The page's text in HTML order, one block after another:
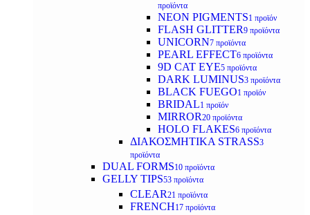
προϊόντα
NEON PIGMENTS1 προϊόν
FLASH GLITTER9 προϊόντα
UNICORN7 προϊόντα
PEARL EFFECT6 προϊόντα
9D CAT EYE5 προϊόντα
DARK LUMINUS3 προϊόντα
BLACK FUEGO1 προϊόν
BRIDAL1 προϊόν
MIRROR20 προϊόντα
HOLO FLAKES6 προϊόντα
ΔΙΑΚΟΣΜΗΤΙΚΑ STRASS3
προϊόντα
DUAL FORMS10 προϊόντα
GELLY TIPS53 προϊόντα
CLEAR21 προϊόντα
FRENCH17 προϊόντα